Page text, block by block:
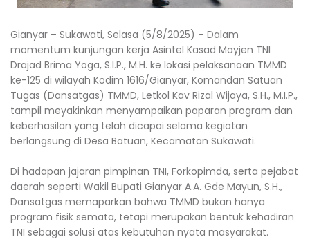
Gianyar – Sukawati, Selasa (5/8/2025) – Dalam
momentum kunjungan kerja Asintel Kasad Mayjen TNI
Drajad Brima Yoga, S.I.P., M.H. ke lokasi pelaksanaan TMMD
ke-125 di wilayah Kodim 1616/Gianyar, Komandan Satuan
Tugas (Dansatgas) TMMD, Letkol Kav Rizal Wijaya, S.H., M.I.P.,
tampil meyakinkan menyampaikan paparan program dan
keberhasilan yang telah dicapai selama kegiatan
berlangsung di Desa Batuan, Kecamatan Sukawati.
Di hadapan jajaran pimpinan TNI, Forkopimda, serta pejabat
daerah seperti Wakil Bupati Gianyar A.A. Gde Mayun, S.H.,
Dansatgas memaparkan bahwa TMMD bukan hanya
program fisik semata, tetapi merupakan bentuk kehadiran
TNI sebagai solusi atas kebutuhan nyata masyarakat.